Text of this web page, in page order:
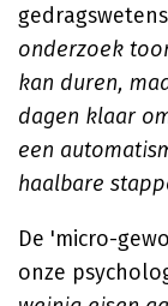
onderzoek
kan duren,
dagen klaar
een
haalbare
De 'micro-
onze